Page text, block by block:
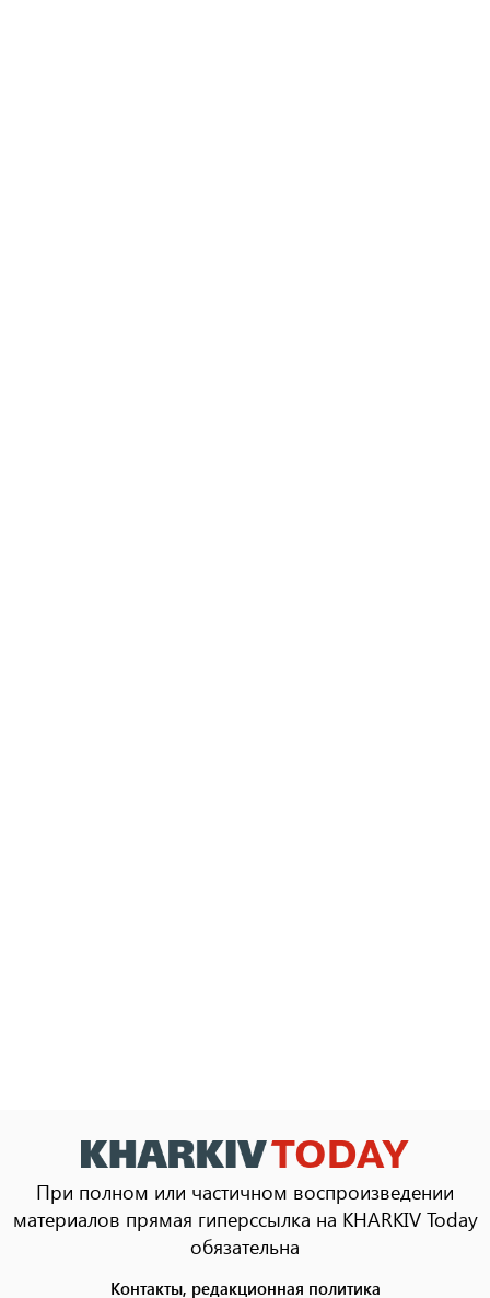
При полном или частичном воспроизведении
материалов прямая гиперссылка на KHARKIV Today
обязательна
Контакты, редакционная политика